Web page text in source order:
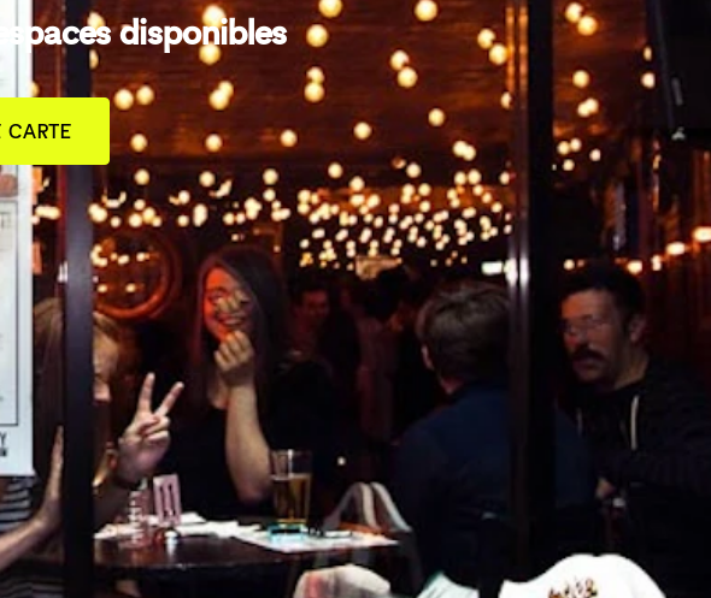
disponibles
CARTE